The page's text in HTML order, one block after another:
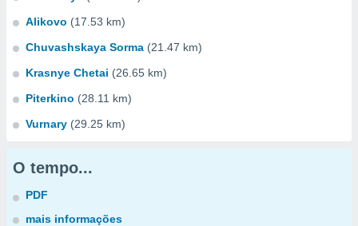
Alikovo (17.53 km)
Chuvashskaya Sorma (21.47 km)
Krasnye Chetai (26.65 km)
Piterkino (28.11 km)
Vurnary (29.25 km)
O tempo...
PDF
mais informações